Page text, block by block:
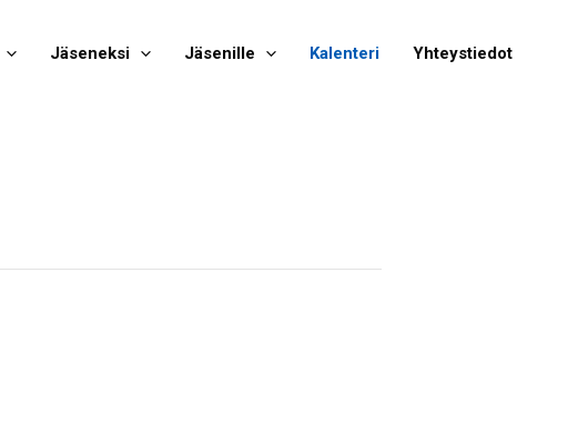
Jäseneksi Jäsenille Kalenteri Yhteystiedot